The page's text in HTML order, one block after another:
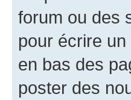
forum ou des
pour écrire
en bas des
poster des